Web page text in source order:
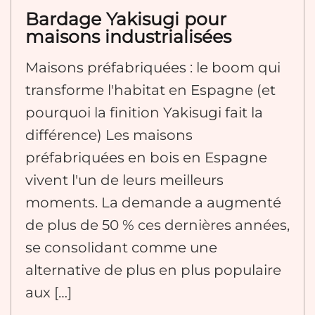
Bardage Yakisugi pour
maisons industrialisées
Maisons préfabriquées : le boom qui
transforme l'habitat en Espagne (et
pourquoi la finition Yakisugi fait la
différence) Les maisons
préfabriquées en bois en Espagne
vivent l'un de leurs meilleurs
moments. La demande a augmenté
de plus de 50 % ces dernières années,
se consolidant comme une
alternative de plus en plus populaire
aux […]